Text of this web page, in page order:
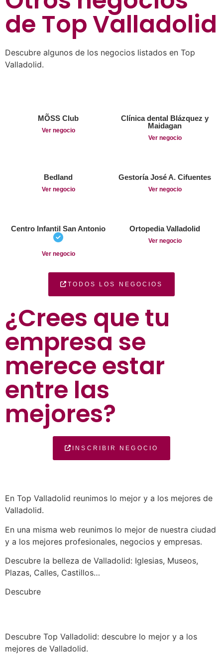
de Top Valladolid
Descubre algunos de los negocios listados en Top
Valladolid.
MÕSS Club
Ver negocio
Clínica dental Blázquez y
Maidagan
Ver negocio
Bedland
Ver negocio
Gestoría José A. Cifuentes
Ver negocio
Centro Infantil San Antonio
Ver negocio
Ortopedia Valladolid
Ver negocio
TODOS LOS NEGOCIOS
¿Crees que tu
empresa se
merece estar
entre las
mejores?
INSCRIBIR NEGOCIO
En Top Valladolid reunimos lo mejor y a los mejores de
Valladolid.
En una misma web reunimos lo mejor de nuestra ciudad
y a los mejores profesionales, negocios y empresas.
Descubre la belleza de Valladolid: Iglesias, Museos,
Plazas, Calles, Castillos…
Descubre
Descubre Top Valladolid: descubre lo mejor y a los
mejores de Valladolid.